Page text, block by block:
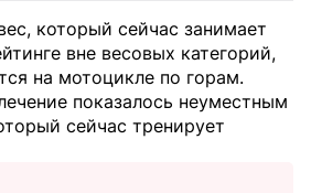
который сейчас занимает
вне весовых категорий,
на мотоцикле по горам.
показалось неуместным
сейчас тренирует